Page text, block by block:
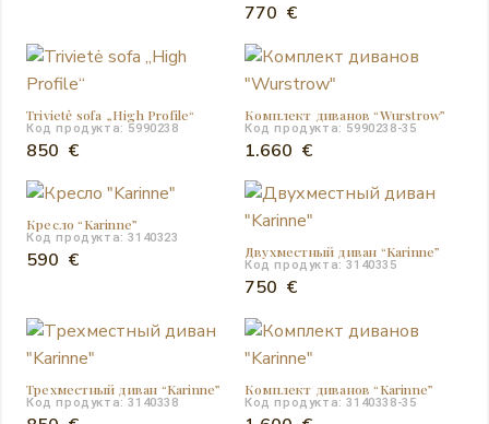
770 €
Trivietė sofa „High Profile“
Код продукта: 5990238
850 €
Комплект диванов “Wurstrow”
Код продукта: 5990238-35
1.660 €
Кресло “Karinne”
Код продукта: 3140323
590 € Двухместный диван “Karinne”
Код продукта: 3140335
750 €
Трехместный диван “Karinne”
Код продукта: 3140338
Комплект диванов “Karinne”
Код продукта: 3140338-35